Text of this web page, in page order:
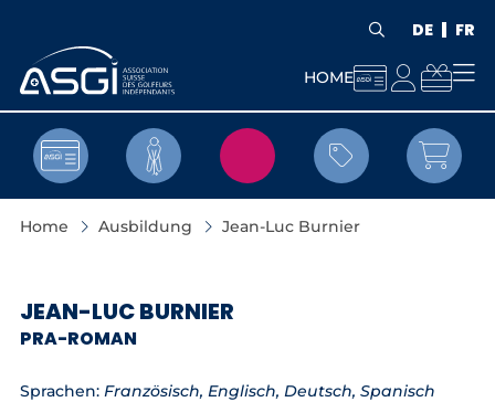
 DE FR
HOME  
 
Home Ausbildung Jean-Luc Burnier
JEAN-LUC BURNIER
PRA-ROMAN
Sprachen: Französisch, Englisch, Deutsch, Spanisch